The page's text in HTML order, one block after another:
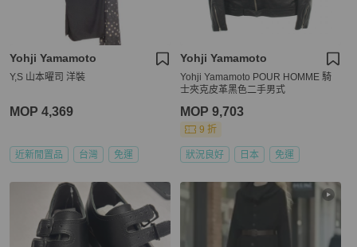
Yohji Yamamoto
Y,S 山本曜司 洋裝
MOP 4,369
近新閒置品 台灣 免運
Yohji Yamamoto
Yohji Yamamoto POUR HOMME 騎
士夾克皮革黑色二手男式
MOP 9,703
9 折
狀況良好 日本 免運